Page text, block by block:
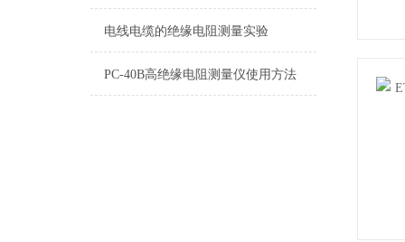
电线电缆的绝缘电阻测量实验
PC-40B高绝缘电阻测量仪使用方法